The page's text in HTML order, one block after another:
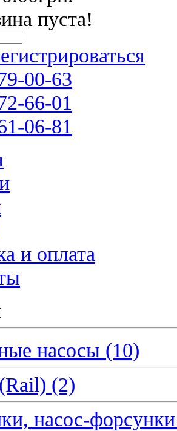
пуста!
00-63
66-01
06-81
и оплата
насосы (10)
(2)
насос-